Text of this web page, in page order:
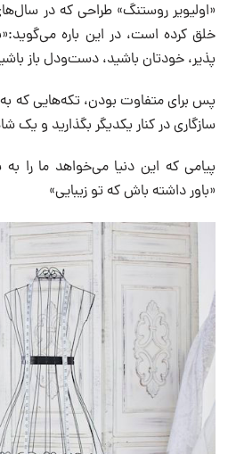
«اولیویر روستنگ» طراحی که در
خلق کرده است، در این باره
پذیر، خودتان باشید، دست‌ودل باز
پس برای متفاوت بودن، تکه‌هایی که به
سازگاری در کنار یکدیگر بگذارید و یک
پیامی که این دنیا می‌خواهد ما را
«باور داشته باش که تو‌ زیبایی»